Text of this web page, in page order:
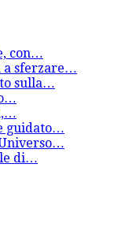
con…
sferzare…
sulla…
…
…
guidato…
…
di…